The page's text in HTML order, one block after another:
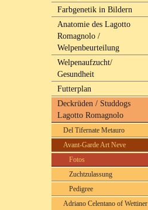
Farbgenetik in Bildern
Anatomie des Lagotto
Romagnolo /
Welpenbeurteilung
Welpenaufzucht/
Gesundheit
Futterplan
Deckrüden / Studdogs
Lagotto Romagnolo
Del Tifernate Metauro
Avant-Garde Art Neve
Fotos
Zuchtzulassung
Pedigree
Adriano Celentano of Wettiner